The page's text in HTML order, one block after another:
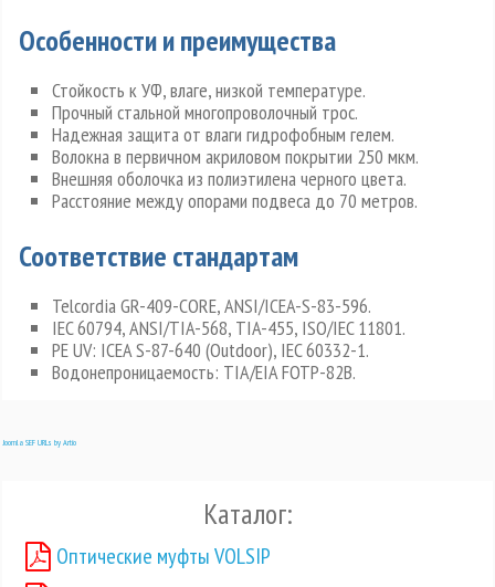
Особенности и преимущества
Стойкость к УФ, влаге, низкой температуре.
Прочный стальной многопроволочный трос.
Надежная защита от влаги гидрофобным гелем.
Волокна в первичном акриловом покрытии 250 мкм.
Внешняя оболочка из полиэтилена черного цвета.
Расстояние между опорами подвеса до 70 метров.
Соответствие стандартам
Telcordia GR-409-CORE, ANSI/ICEA-S-83-596.
IEC 60794, ANSI/TIA-568, TIA-455, ISO/IEC 11801.
PE UV: ICEA S-87-640 (Outdoor), IEC 60332-1.
Водонепроницаемость: TIA/EIA FOTP-82В.
Joomla SEF URLs by Artio
Каталог:
Оптические муфты VOLSIP